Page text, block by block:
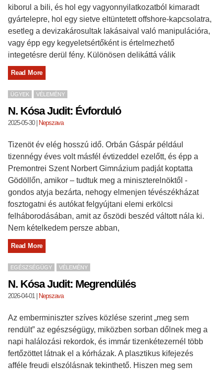
kiborul a bili, és hol egy vagyonnyilatkozatból kimaradt
gyártelepre, hol egy sietve eltüntetett offshore-kapcsolatra,
esetleg a devizakárosultak lakásaival való manipulációra,
vagy épp egy kegyeletsértőként is értelmezhető
integetésre derül fény. Különösen delikáttá válik
Read More
ÜGYEK VÉLEMÉNY
N. Kósa Judit: Évforduló
2025-05-30| Nepszava
Tizenöt év elég hosszú idő. Orbán Gáspár például
tizennégy éves volt másfél évtizeddel ezelőtt, és épp a
Premontrei Szent Norbert Gimnázium padját koptatta
Gödöllőn, amikor – tudtuk meg a miniszterelnöktől -
gondos atyja bezárta, nehogy elmenjen tévészékházat
fosztogatni és autókat felgyújtani elemi erkölcsi
felháborodásában, amit az őszödi beszéd váltott nála ki.
Nem kételkedem persze abban,
Read More
EGÉSZSÉGÜGY VÉLEMÉNY
N. Kósa Judit: Megrendülés
2026-04-01| Nepszava
Az emberminiszter szíves közlése szerint „meg sem
rendült” az egészségügy, miközben sorban dőlnek meg a
napi halálozási rekordok, és immár tizenkétezernél több
fertőzöttet látnak el a kórházak. A plasztikus kifejezés
afféle freudi elszólásnak tekinthető. Hiszen meg sem